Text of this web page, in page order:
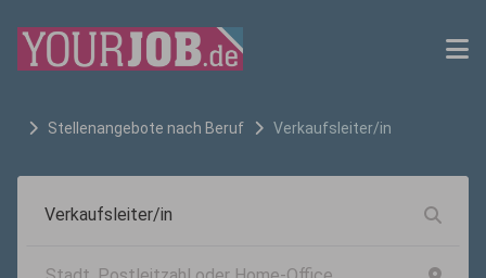
Stellenangebote nach Beruf Verkaufsleiter/in